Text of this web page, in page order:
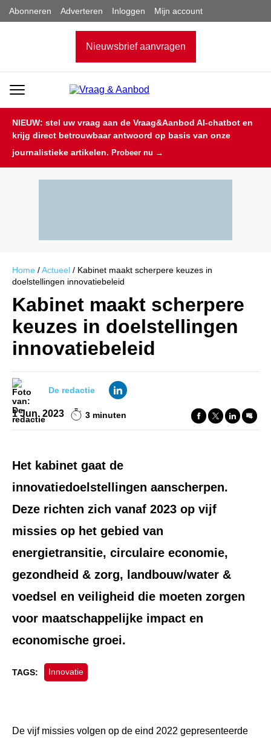
Abonneren Adverteren Inloggen Mijn account
Nieuwsbrief aanvragen
NIEUW: stel uw vraag aan de Vraag&Aanbod AI-chatbot en
krijg direct betrouwbaar antwoord op basis van onze
journalistieke artikelen. Probeer nu →
Home / Actueel / Kabinet maakt scherpere keuzes in
doelstellingen innovatiebeleid
Kabinet maakt scherpere
keuzes in doelstellingen
innovatiebeleid
De redactie
1 Jun. 2023 3 minuten
Het kabinet gaat de
innovatiedoelstellingen aanscherpen.
Deze richten zich vanaf 2023 op vijf
missies op het gebied van
energietransitie, circulaire economie,
gezondheid & zorg, landbouw/water &
voedsel en veiligheid die moeten zorgen
voor maatschappelijke impact en
economische groei.
TAGS: Innovatie
De vijf missies volgen op de eind 2022 gepresenteerde